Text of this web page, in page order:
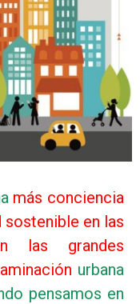
más conciencia
sostenible en las
n las grandes
urbana
pensamos en